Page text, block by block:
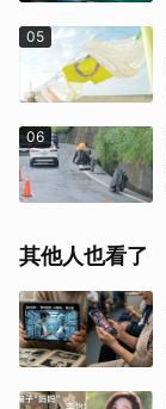
05
06
其他人也看了